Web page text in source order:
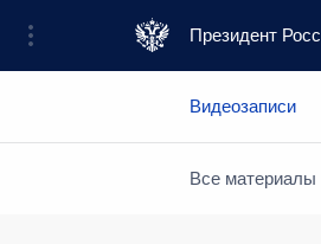
Президент
Видеозаписи
Все материалы